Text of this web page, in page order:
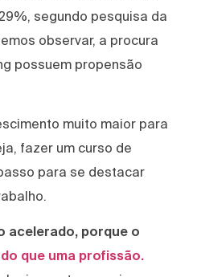
segundo pesquisa da
observar, a procura
possuem propensão
muito maior para
fazer um curso de
para se destacar
acelerado, porque o
que uma profissão.